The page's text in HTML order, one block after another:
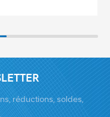
réductions, soldes,